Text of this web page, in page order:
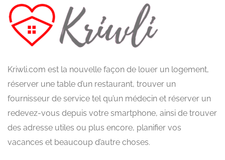
Kriwli.com est la nouvelle façon de louer un logement,
réserver une table d’un restaurant, trouver un
fournisseur de service tel qu’un médecin et réserver un
redevez-vous depuis votre smartphone, ainsi de trouver
des adresse utiles ou plus encore, planifier vos
vacances et beaucoup d’autre choses.